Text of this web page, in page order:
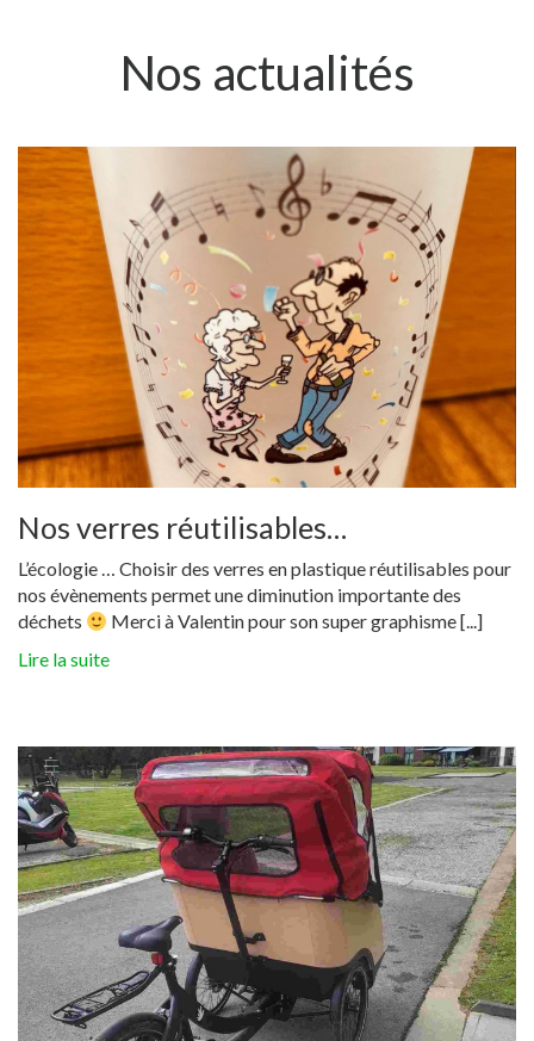
Nos actualités
Nos verres réutilisables…
L’écologie … Choisir des verres en plastique réutilisables pour
nos évènements permet une diminution importante des
déchets
Merci à Valentin pour son super graphisme [...]
Lire la suite